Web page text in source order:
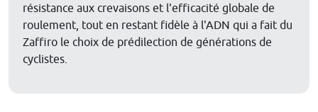
résistance aux crevaisons et l'efficacité globale de
roulement, tout en restant fidèle à l'ADN qui a fait du
Zaffiro le choix de prédilection de générations de
cyclistes.